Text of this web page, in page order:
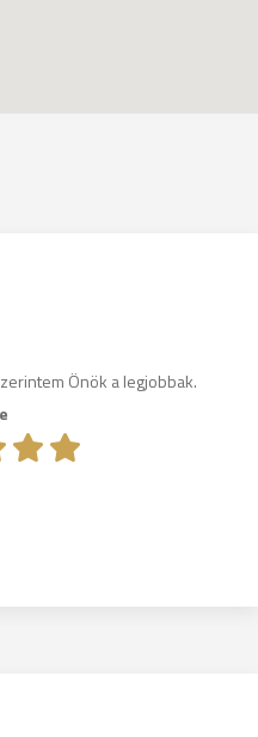
Önök a legjobbak.